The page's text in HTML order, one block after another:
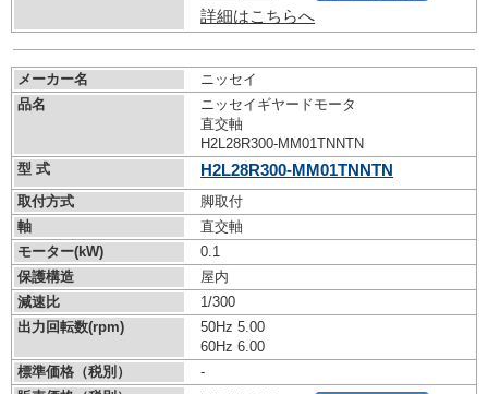
詳細はこちらへ
メーカー名
ニッセイ
品名
ニッセイギヤードモータ
直交軸
H2L28R300-MM01TNNTN
型 式
H2L28R300-MM01TNNTN
取付方式
脚取付
軸
直交軸
モーター(kW)
0.1
保護構造
屋内
減速比
1/300
出力回転数(rpm)
50Hz 5.00
60Hz 6.00
標準価格（税別）
-